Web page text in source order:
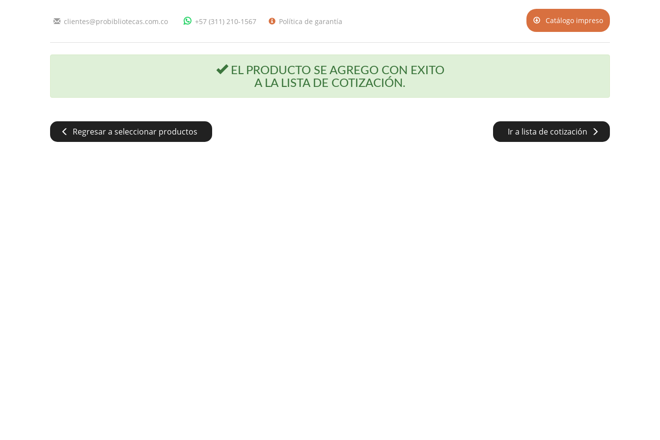
clientes@probibliotecas.com.co +57 (311) 210-1567 Política de garantía Catálogo impreso
EL PRODUCTO SE AGREGO CON EXITO
A LA LISTA DE COTIZACIÓN.
Regresar a seleccionar productos Ir a lista de cotización